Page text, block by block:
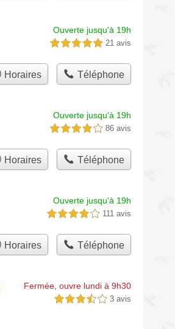
Ouverte jusqu'à 19h
5,0 étoiles sur 5 21 avis
Horaires Téléphone
Ouverte jusqu'à 19h
4,0 étoiles sur 5 86 avis
Horaires Téléphone
Ouverte jusqu'à 19h
4,0 étoiles sur 5 111 avis
Horaires Téléphone
Fermée, ouvre lundi à 9h30
3,5 étoiles sur 5 3 avis